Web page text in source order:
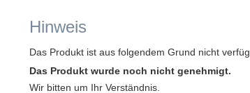
Hinweis
Das Produkt ist aus folgendem Grund nicht
Das Produkt wurde noch nicht genehmigt.
Wir bitten um Ihr Verständnis.